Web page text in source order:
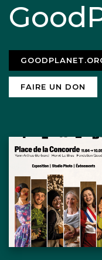
FAIRE UN DON